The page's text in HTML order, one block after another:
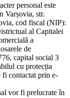
personal este
Varșovia, str.
cod fiscal (NIP):
al Capitalei
a
de
capital social 3
cu protecția
fi contactat prin e-
vor fi prelucrate în